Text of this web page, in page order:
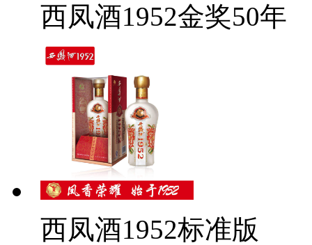
西凤酒1952金奖50年
西凤酒1952标准版